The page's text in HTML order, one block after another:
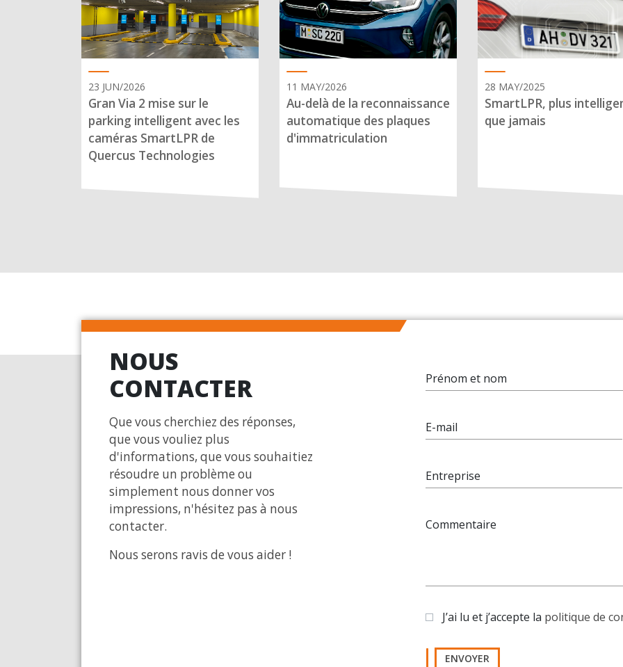
23 JUN/2026
Gran Via 2 mise sur le
parking intelligent avec les
caméras SmartLPR de
Quercus Technologies
11 MAY/2026
Au-delà de la reconnaissance
automatique des plaques
d'immatriculation
28 MAY/2025
SmartLPR, plus
que jamais
NOUS
CONTACTER
Que vous cherchiez des réponses,
que vous vouliez plus
d'informations, que vous souhaitiez
résoudre un problème ou
simplement nous donner vos
impressions, n'hésitez pas à nous
contacter.
Nous serons ravis de vous aider !
Prénom et nom
E-mail
Entreprise
Commentaire
J’ai lu et j’accepte la politique de
ENVOYER